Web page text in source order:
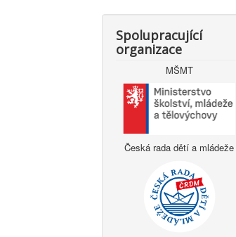
Spolupracující
organizace
MŠMT
Česká rada dětí a mládeže